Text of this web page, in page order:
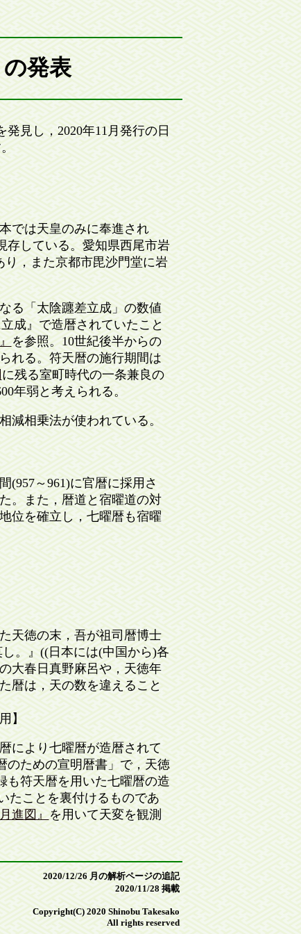
発表
見し，2020年11月発行の日
では天皇のみに奉進され
存している。愛知県西尾市岩
り，また京都市毘沙門堂に岩
る「太陰躔差立成」の数値
成』で造暦されていたこと
を参照。10世紀後半からの
れる。符天暦の施行期間は
に残る室町時代の一条兼良の
年弱と考えられる。
相乗法が使われている。
～961)に官暦に採用さ
。また，暦道と宿曜道の対
位を確立し，七曜暦も宿曜
天徳の末，吾が祖司暦博士
。』((日本には(中国から)各
大春日真野麻呂や，天徳年
暦は，天の数を違えること
】
により七曜暦が造暦されて
のための宣明暦書」で，天徳
も符天暦を用いた七曜暦の造
たことを裏付けるものであ
進図』
を用いて天変を観測
2020/12/26 月の解析ページの追記
2020/11/28 掲載
Copyright(C) 2020 Shinobu Takesako
All rights reserved